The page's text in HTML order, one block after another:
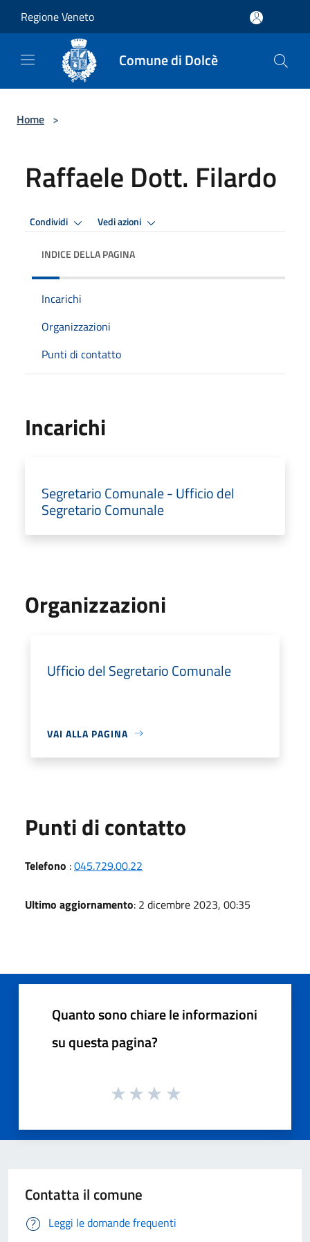
Regione Veneto
Comune di Dolcè
Home >
Raffaele Dott. Filardo
Condividi Vedi azioni
INDICE DELLA PAGINA
Incarichi
Organizzazioni
Punti di contatto
Incarichi
Segretario Comunale - Ufficio del
Segretario Comunale
Organizzazioni
Ufficio del Segretario Comunale
VAI ALLA PAGINA
Punti di contatto
Telefono :045.729.00.22
Ultimo aggiornamento: 2 dicembre 2023, 00:35
Quanto sono chiare le informazioni
su questa pagina?
Contatta il comune
Leggi le domande frequenti